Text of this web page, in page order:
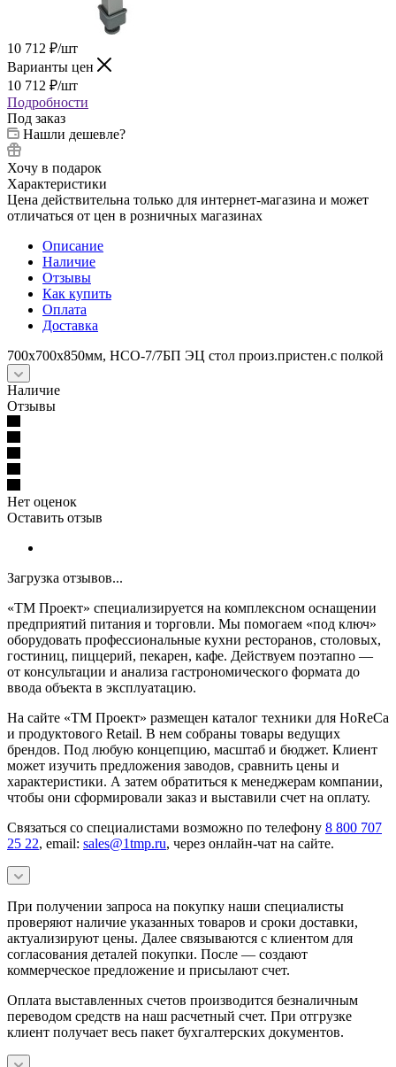
10 712 ₽/шт
Варианты цен
10 712 ₽/шт
Подробности
Под заказ
Нашли дешевле?
Хочу в подарок
Характеристики
Цена действительна только для интернет-магазина и может
отличаться от цен в розничных магазинах
Описание
Наличие
Отзывы
Как купить
Оплата
Доставка
700х700х850мм, НСО-7/7БП ЭЦ стол произ.пристен.с полкой
Наличие
Отзывы
Нет оценок
Оставить отзыв
Загрузка отзывов...
«ТМ Проект» специализируется на комплексном оснащении
предприятий питания и торговли. Мы помогаем «под ключ»
оборудовать профессиональные кухни ресторанов, столовых,
гостиниц, пиццерий, пекарен, кафе. Действуем поэтапно —
от консультации и анализа гастрономического формата до
ввода объекта в эксплуатацию.
На сайте «ТМ Проект» размещен каталог техники для HoReCa
и продуктового Retail. В нем собраны товары ведущих
брендов. Под любую концепцию, масштаб и бюджет. Клиент
может изучить предложения заводов, сравнить цены и
характеристики. А затем обратиться к менеджерам компании,
чтобы они сформировали заказ и выставили счет на оплату.
Связаться со специалистами возможно по телефону 8 800 707
25 22, email: sales@1tmp.ru, через онлайн-чат на сайте.
При получении запроса на покупку наши специалисты
проверяют наличие указанных товаров и сроки доставки,
актуализируют цены. Далее связываются с клиентом для
согласования деталей покупки. После — создают
коммерческое предложение и присылают счет.
Оплата выставленных счетов производится безналичным
переводом средств на наш расчетный счет. При отгрузке
клиент получает весь пакет бухгалтерских документов.